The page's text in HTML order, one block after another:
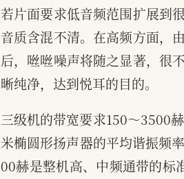
若片面要求低音频范围扩展到
音质含混不清。在高频方面，
后，咝咝噪声将随之显著，很
晰纯净，达到悦耳的目的。
三级机的带宽要求150～3500
米椭圆形扬声器的平均谐振频
00赫是整机高、中频通带的